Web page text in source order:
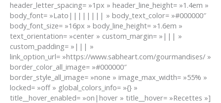
header_letter_spacing= »1px » header_line_height= »1.4em »
body_font= »Lato|||||||| » body_text_color= »#000000″
body_font_size= »16px » body_line_height= »1.6em »
text_orientation= »center » custom_margin= »||| »
custom_padding= »||| »
link_option_url= »https://www.sabheart.com/gourmandises/ »
border_color_all_image= »#000000″
border_style_all_image= »none » image_max_width= »55% »
locked= »off » global_colors_info= »{} »
title__hover_enabled= »on|hover » title__hover= »Recettes »]